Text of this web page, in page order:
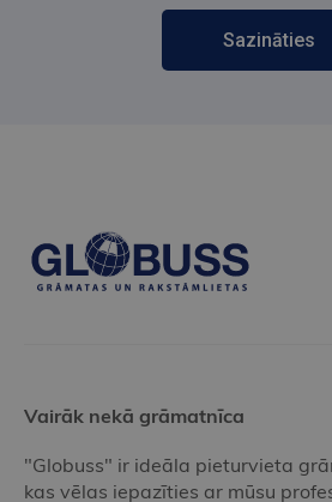
Sazināties
Vairāk nekā grāmatnīca
"Globuss" ir ideāla pieturvieta
kas vēlas iepazīties ar mūsu